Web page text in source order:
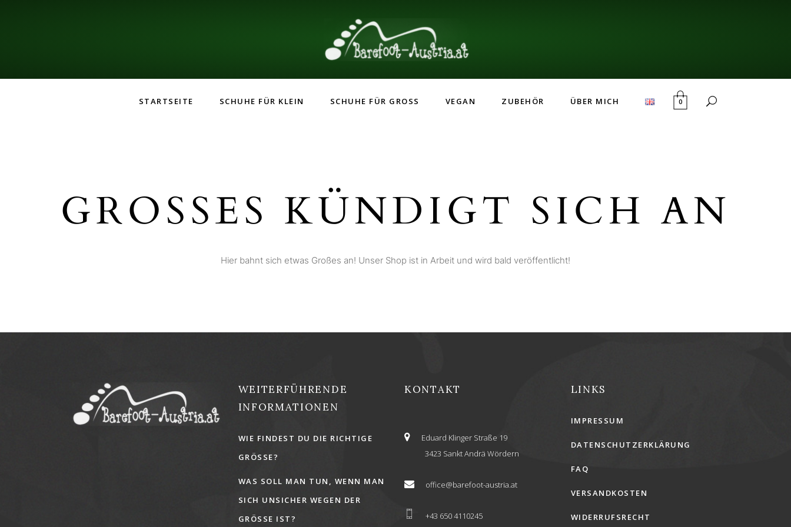
STARTSEITE SCHUHE FÜR KLEIN SCHUHE FÜR GROSS VEGAN ZUBEHÖR ÜBER MICH 0
GROSSES KÜNDIGT SICH AN
Hier bahnt sich etwas Großes an! Unser Shop ist in Arbeit und wird bald veröffentlicht!
WEITERFÜHRENDE
INFORMATIONEN
WIE FINDEST DU DIE RICHTIGE
GRÖSSE?
WAS SOLL MAN TUN, WENN MAN
SICH UNSICHER WEGEN DER
GRÖSSE IST?
KONTAKT
Eduard Klinger Straße 19
3423 Sankt Andrä Wördern
office@barefoot-austria.at
+43 650 4110245
LINKS
IMPRESSUM
DATENSCHUTZERKLÄRUNG
FAQ
VERSANDKOSTEN
WIDERRUFSRECHT